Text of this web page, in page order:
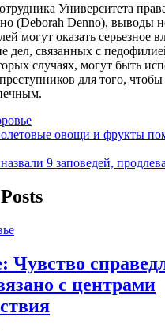
Университета
(Deborah Denno), выводы
могут оказать серьезное
дел, связанных с
случаях, могут быть
для того,
овощи и фрукты
9 заповедей,
Чувство
с центрами